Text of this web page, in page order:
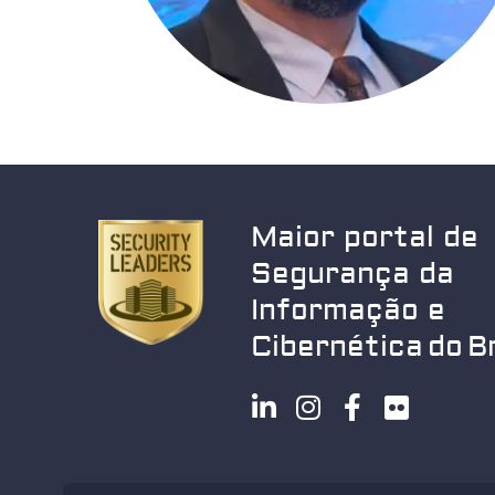
Maior portal de
Segurança da
Informação e
Cibernética do